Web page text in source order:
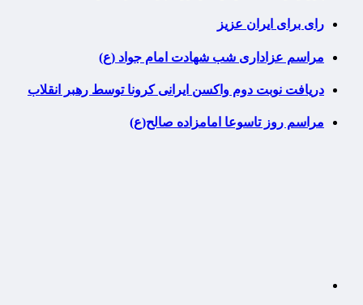
رای برای ایران عزیز
مراسم عزاداری شب شهادت امام جواد (ع)
دریافت نوبت دوم واکسن ایرانی کرونا توسط رهبر انقلاب
مراسم روز تاسوعا امامزاده صالح(ع)